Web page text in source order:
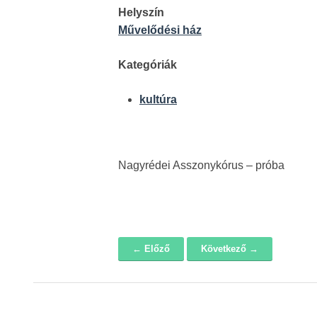
Helyszín
Művelődési ház
Kategóriák
kultúra
Nagyrédei Asszonykórus – próba
← Előző Következő →